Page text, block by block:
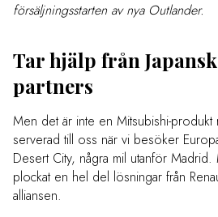
försäljningsstarten av nya Outlander.
Tar hjälp från
partners
Men det är inte en Mitsubishi-
serverad till oss när vi besöker
Desert City, några mil utanför Madrid.
plockat en hel del lösningar från
alliansen.